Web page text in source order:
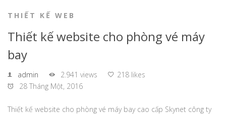
THIẾT KẾ WEB
Thiết kế website cho phòng vé máy
bay
admin 2.941 views
218 likes
28 Tháng Một, 2016
Thiết kế website cho phòng vé máy bay cao cấp Skynet công ty